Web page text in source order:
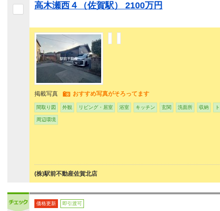
高木瀬西４（佐賀駅） 2100万円
掲載写真 おすすめ写真がそろってます
間取り図 外観 リビング・居室 浴室 キッチン 玄関 洗面所 収納
周辺環境
(株)駅前不動産佐賀北店
価格更新 即引渡可